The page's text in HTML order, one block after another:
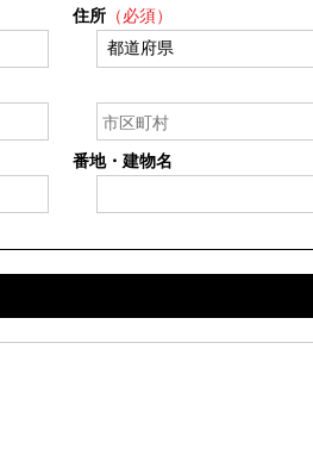
住所（必須）
番地・建物名